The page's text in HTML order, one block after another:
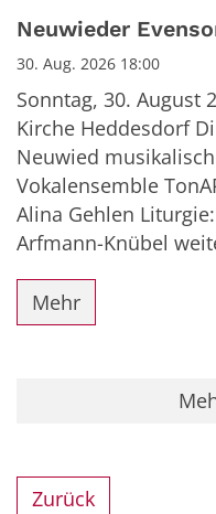
Datum: 30. August
Neuwieder
30. Aug. 2026 18:00
Sonntag, 30. August
Kirche Heddesdorf
Neuwied
Vokalensemble
Alina Gehlen
Arfmann-Knübel
Mehr
Zurück